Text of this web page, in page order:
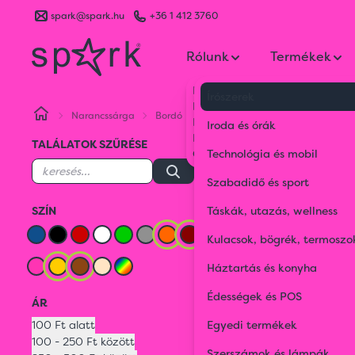
spark@spark.hu +36 1 412 3760
Rólunk
Kik vagyunk
Kapcsolat
Blog
Karrier
Gyakran Ismételt Kérdések
Termékek
Iroda és órák
Technológia és mobil
Szabadidő és sport
Táskák, utazás, wellness
Kulacsok, bögrék,
Háztartás és konyha
Édességek és POS
Egyedi termékek
Narancssárga Bordó
TALÁLATOK SZŰRÉSE
SZÍN
ÁR
100 Ft alatt
100 - 250 Ft között
Narancssárga